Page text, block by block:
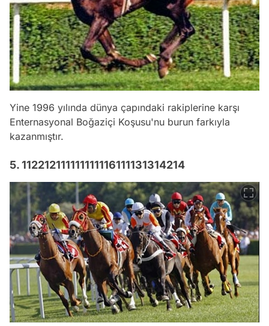
Yine 1996 yılında dünya çapındaki rakiplerine karşı
Enternasyonal Boğaziçi Koşusu'nu burun farkıyla
kazanmıştır.
5. 112212111111111116111131314214